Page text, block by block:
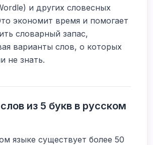
и других словесных
экономит время и помогает
словарный запас,
варианты слов, о которых
не знать.
из 5 букв в русском
языке существует более 50